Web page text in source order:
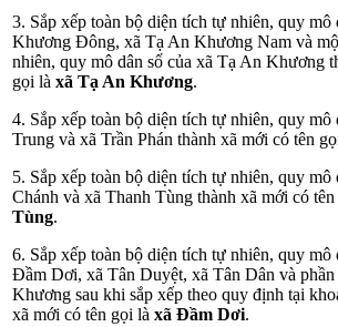
3. Sắp xếp toàn bộ diện tích tự nhiên, quy mô
Khương Đông, xã Tạ An Khương Nam và
nhiên, quy mô dân số của xã Tạ An Khương
gọi là xã Tạ An Khương.
4. Sắp xếp toàn bộ diện tích tự nhiên, quy mô
Trung và xã Trần Phán thành xã mới có tên
5. Sắp xếp toàn bộ diện tích tự nhiên, quy mô
Chánh và xã Thanh Tùng thành xã mới có
Tùng.
6. Sắp xếp toàn bộ diện tích tự nhiên, quy mô
Đầm Dơi, xã Tân Duyệt, xã Tân Dân và
Khương sau khi sắp xếp theo quy định tại
xã mới có tên gọi là xã Đầm Dơi.